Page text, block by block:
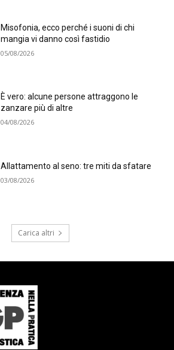
Misofonia, ecco perché i suoni di chi
mangia vi danno così fastidio
05/08/2026
È vero: alcune persone attraggono le
zanzare più di altre
04/08/2026
Allattamento al seno: tre miti da sfatare
03/08/2026
Carica altri